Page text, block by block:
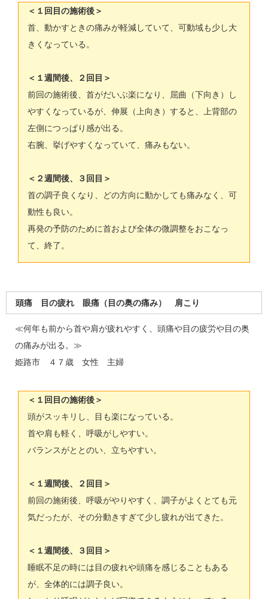
＜１回目の施術後＞
首、動かすときの痛みが軽減していて、可動域も少し大
きくなっている。
＜１週間後、２回目＞
前回の施術後、首がだいぶ楽になり、屈曲（下向き）し
やすくなっているが、伸展（上向き）すると、上背部の
左側につっぱり感が出る。
右腕、挙げやすくなっていて、痛みもない。
＜２週間後、３回目＞
首の調子良くなり、どの方向に動かしても痛みなく、可
動性も良い。
再発の予防のために首および全体の微調整をおこなっ
て、終了。
頭痛 目の疲れ 眼痛（目の奥の痛み） 肩こり
≪何年も前から首や肩が疲れやすく、頭痛や目の疲労や目の奥
の痛みが出る。≫
姫路市 ４７歳 女性 主婦
＜１回目の施術後＞
頭がスッキリし、目も楽になっている。
首や肩も軽く、呼吸がしやすい。
バランスがととのい、立ちやすい。
＜１週間後、２回目＞
前回の施術後、呼吸がやりやすく、調子がよくとても元
気だったが、その分動きすぎて少し疲れが出てきた。
＜１週間後、３回目＞
睡眠不足の時には目の疲れや頭痛を感じることもある
が、全体的には調子良い。